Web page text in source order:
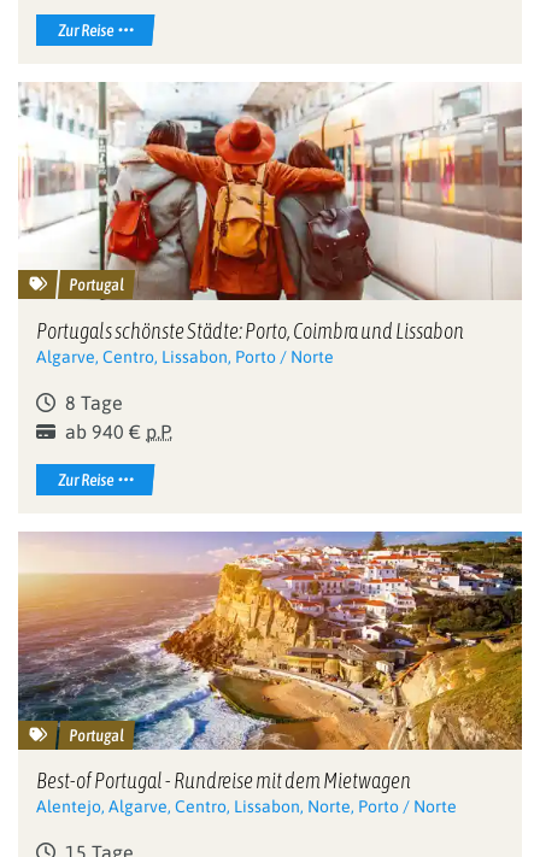
Zur Reise
Portugal
Portugals schönste Städte: Porto, Coimbra und Lissabon
Algarve, Centro, Lissabon, Porto / Norte
8 Tage
ab 940 € p.P.
Zur Reise
Portugal
Best-of Portugal - Rundreise mit dem Mietwagen
Alentejo, Algarve, Centro, Lissabon, Norte, Porto / Norte
15 Tage